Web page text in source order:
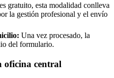
gratuito, esta modalidad conlleva
la gestión profesional y el envío
Una vez procesado, la
del formulario.
oficina central